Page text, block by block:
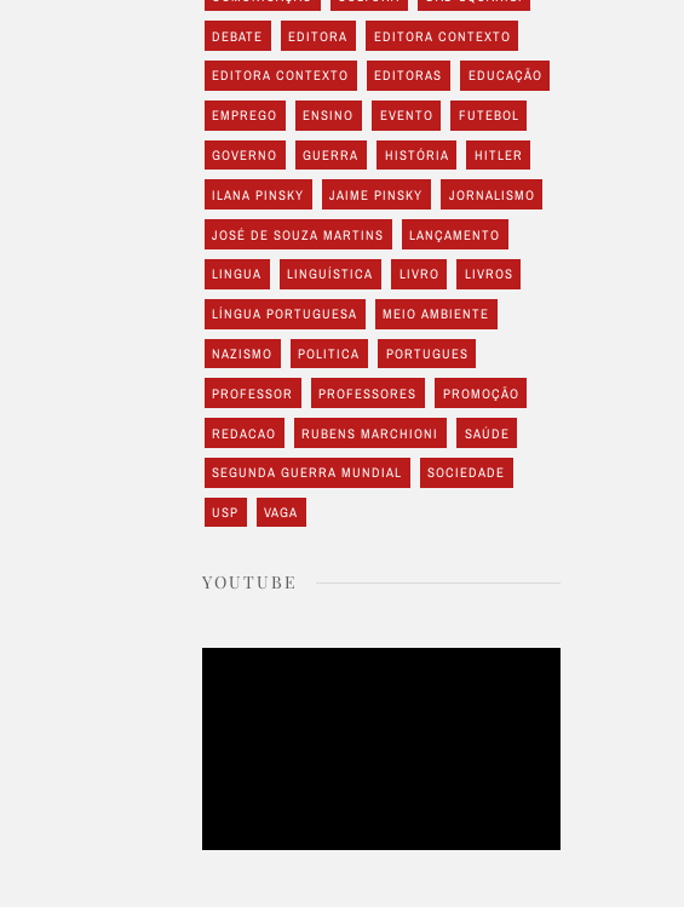
DEBATE EDITORA EDITORA CONTEXTO
EDITORA CONTEXTO EDITORAS EDUCAÇÃO
EMPREGO ENSINO EVENTO FUTEBOL
GOVERNO GUERRA HISTÓRIA HITLER
ILANA PINSKY JAIME PINSKY JORNALISMO
JOSÉ DE SOUZA MARTINS LANÇAMENTO
LINGUA LINGUÍSTICA LIVRO LIVROS
LÍNGUA PORTUGUESA MEIO AMBIENTE
NAZISMO POLITICA PORTUGUES
PROFESSOR PROFESSORES PROMOÇÃO
REDACAO RUBENS MARCHIONI SAÚDE
SEGUNDA GUERRA MUNDIAL SOCIEDADE
USP VAGA
YOUTUBE